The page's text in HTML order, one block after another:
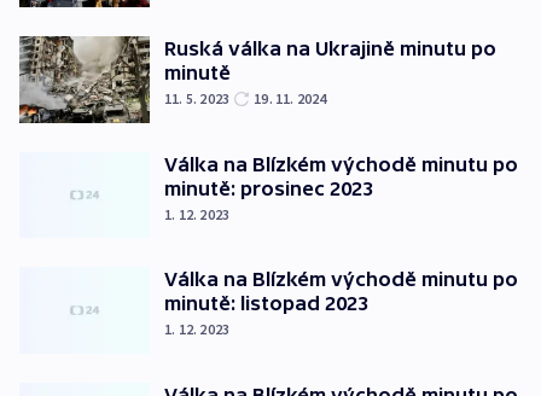
Ruská válka na Ukrajině minutu po
minutě
11. 5. 2023 19. 11. 2024
Válka na Blízkém východě minutu po
minutě: prosinec 2023
1. 12. 2023
Válka na Blízkém východě minutu po
minutě: listopad 2023
1. 12. 2023